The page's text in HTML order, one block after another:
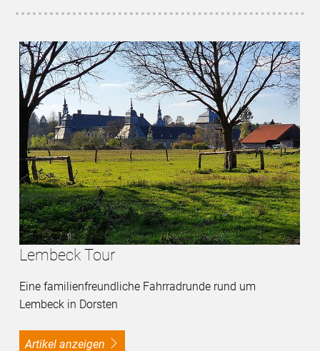
Lembeck Tour
Eine familienfreundliche Fahrradrunde rund um
Lembeck in Dorsten
Artikel anzeigen